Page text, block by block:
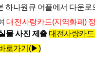
하나원큐 어플에서 다운로
대전사랑카드(지역화폐)
물 사진 제출대전사랑카
로가기(▶)